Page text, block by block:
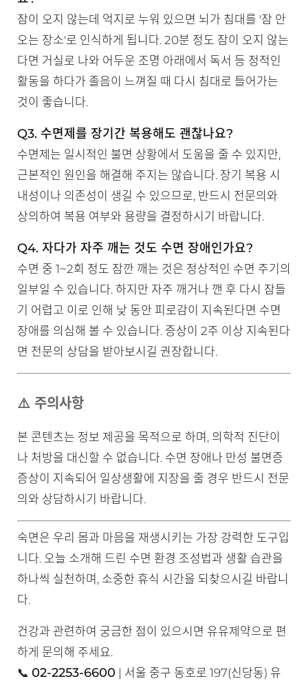
잠이 오지 않는데 억지로 누워 있으면 뇌가 침대를 '잠 안
오는 장소'로 인식하게 됩니다. 20분 정도 잠이 오지 않는
다면 거실로 나와 어두운 조명 아래에서 독서 등 정적인
활동을 하다가 졸음이 느껴질 때 다시 침대로 들어가는
것이 좋습니다.
Q3. 수면제를 장기간 복용해도 괜찮나요?
수면제는 일시적인 불면 상황에서 도움을 줄 수 있지만,
근본적인 원인을 해결해 주지는 않습니다. 장기 복용 시
내성이나 의존성이 생길 수 있으므로, 반드시 전문의와
상의하여 복용 여부와 용량을 결정하시기 바랍니다.
Q4. 자다가 자주 깨는 것도 수면 장애인가요?
수면 중 1~2회 정도 잠깐 깨는 것은 정상적인 수면 주기의
일부일 수 있습니다. 하지만 자주 깨거나 깬 후 다시 잠들
기 어렵고 이로 인해 낮 동안 피로감이 지속된다면 수면
장애를 의심해 볼 수 있습니다. 증상이 2주 이상 지속된다
면 전문의 상담을 받아보시길 권장합니다.
⚠️ 주의사항
본 콘텐츠는 정보 제공을 목적으로 하며, 의학적 진단이
나 처방을 대신할 수 없습니다. 수면 장애나 만성 불면증
증상이 지속되어 일상생활에 지장을 줄 경우 반드시 전문
의와 상담하시기 바랍니다.
숙면은 우리 몸과 마음을 재생시키는 가장 강력한 도구입
니다. 오늘 소개해 드린 수면 환경 조성법과 생활 습관을
하나씩 실천하며, 소중한 휴식 시간을 되찾으시길 바랍니
다.
건강과 관련하여 궁금한 점이 있으시면 유유제약으로 편
하게 문의해 주세요.
📞 02-2253-6600 | 서울 중구 동호로 197(신당동) 유